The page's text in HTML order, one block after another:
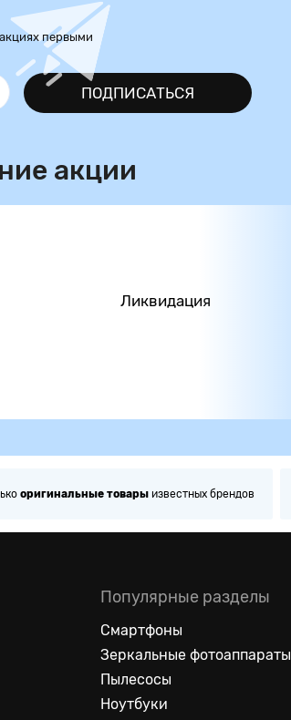
первыми
ПОДПИСАТЬСЯ
акции
Ликвидация
оригинальные товары известных брендов
Популярные разделы
Смартфоны
Зеркальные фотоаппараты
Пылесосы
Ноутбуки